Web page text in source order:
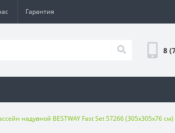
Гарантия
8
надувной BESTWAY Fast Set 57266 (305x305х76 см)